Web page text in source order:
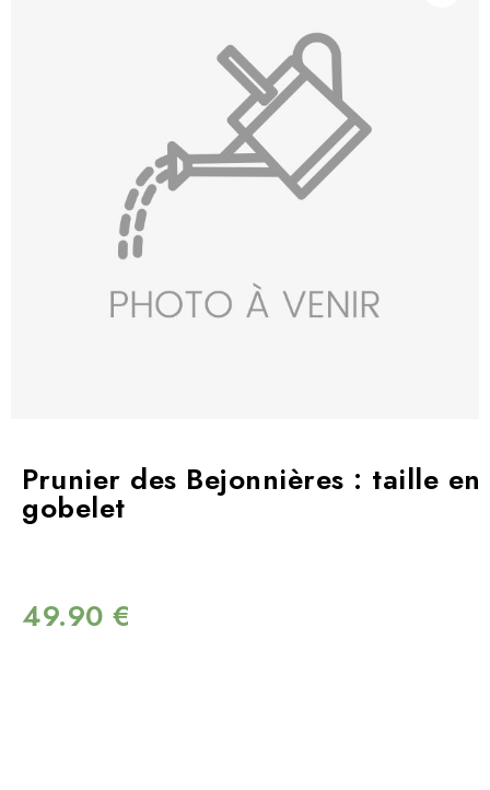
Prunier des Bejonnières : taille en
gobelet
49.90 €